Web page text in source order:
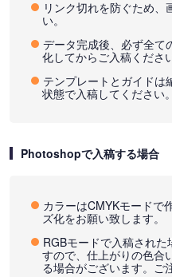
リンク切れを防ぐため、
い。
データ完成後、必ず全て
化してからご入稿くださ
テンプレートとガイドは
状態で入稿してください。
Photoshopで入稿する場合
カラーはCMYKモードで
ズ化をお願い致します。
RGBモードで入稿された
すので、仕上がりの色合
る場合がございます。ご